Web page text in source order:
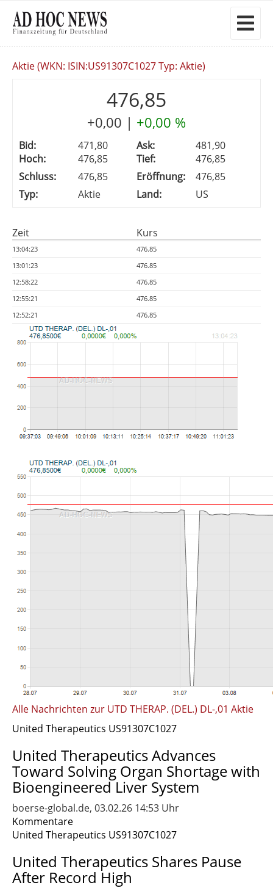
Aktie (WKN: ISIN:US91307C1027 Typ: Aktie)
476,85
+0,00 | +0,00 %
Bid: 471,80 Ask:
481,90
Hoch:
476,85 Tief:
476,85
Schluss:
476,85 Eröffnung:
476,85
Typ:
Aktie Land: US
Zeit Kurs
13:04:23
476.85
13:01:23
476.85
12:58:22
476.85
12:55:21
476.85
12:52:21
476.85
Alle Nachrichten zur UTD THERAP. (DEL.) DL-,01 Aktie
United Therapeutics US91307C1027
United Therapeutics Advances
Toward Solving Organ Shortage with
Bioengineered Liver System
boerse-global.de, 03.02.26 14:53 Uhr
Kommentare
United Therapeutics US91307C1027
United Therapeutics Shares Pause
After Record High